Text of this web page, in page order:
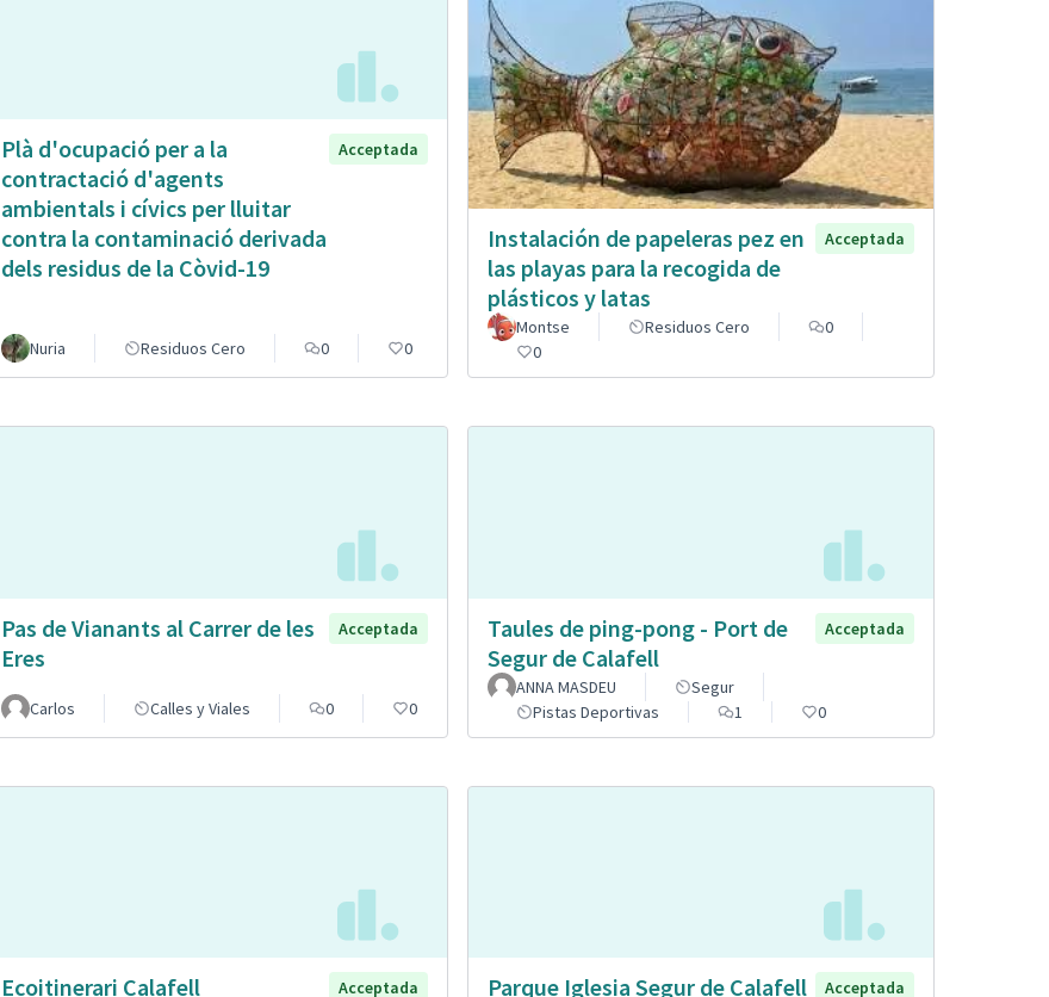
Plà d'ocupació per a la
contractació d'agents
ambientals i cívics per lluitar
contra la contaminació derivada
dels residus de la Còvid-19
Acceptada
Nuria Residuos Cero 0 0
Instalación de papeleras pez en
las playas para la recogida de
plásticos y latas
Acceptada
Montse Residuos Cero
0
0
Pas de Vianants al Carrer de les
Eres
Acceptada
Carlos Calles y Viales 0 0
Taules de ping-pong - Port de
Segur de Calafell
Acceptada
ANNA MASDEU
Segur
Pistas Deportivas
1 0
Ecoitinerari Calafell Acceptada Parque Iglesia Segur de Calafell Acceptada